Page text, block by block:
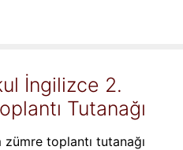
İngilizce 2.
Tutanağı
toplantı tutanağı